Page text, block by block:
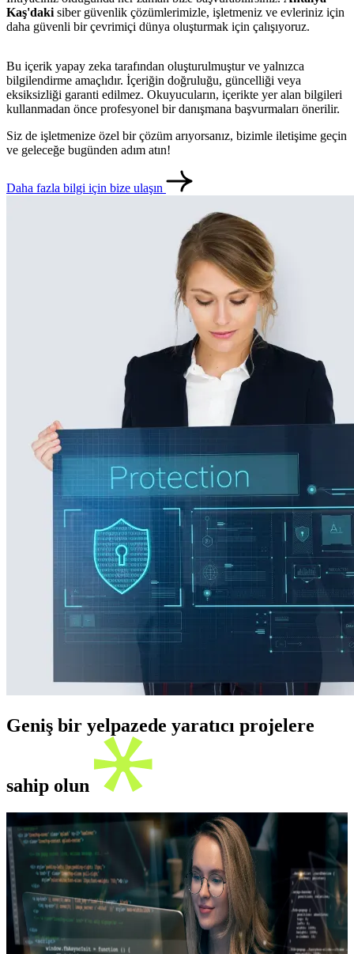
Kaş'daki siber güvenlik çözümlerimizle, işletmeniz ve evleriniz için
daha güvenli bir çevrimiçi dünya oluşturmak için çalışıyoruz.
Bu içerik yapay zeka tarafından oluşturulmuştur ve yalnızca
bilgilendirme amaçlıdır. İçeriğin doğruluğu, güncelliği veya
eksiksizliği garanti edilmez. Okuyucuların, içerikte yer alan bilgileri
kullanmadan önce profesyonel bir danışmana başvurmaları önerilir.
Siz de işletmenize özel bir çözüm arıyorsanız, bizimle iletişime geçin
ve geleceğe bugünden adım atın!
Daha fazla bilgi için bize ulaşın
Geniş bir yelpazede yaratıcı projelere
sahip olun